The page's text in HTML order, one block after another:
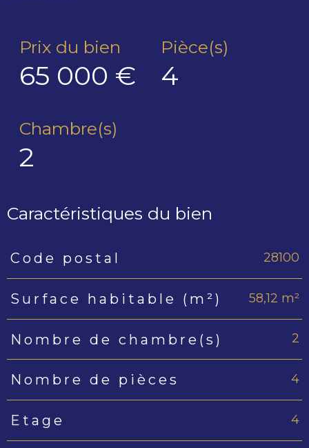
Prix du bien
65 000 €
Pièce(s)
4
Chambre(s)
2
Caractéristiques du bien
Caractéristiques
Code postal 28100
Surface habitable (m²) 58,12 m²
Nombre de chambre(s) 2
Nombre de pièces 4
Etage 4